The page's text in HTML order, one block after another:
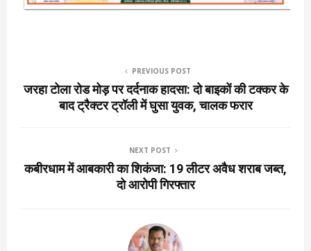
PREVIOUS POST
जरहा टोला रोड मोड़ पर दर्दनाक हादसा: दो बाइकों की टक्कर के
बाद ट्रैक्टर ट्रॉली में घुसा युवक, चालक फरार
NEXT POST
कबीरधाम में आबकारी का शिकंजा: 19 लीटर अवैध शराब जब्त,
दो आरोपी गिरफ्तार